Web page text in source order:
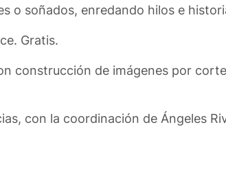
o soñados, enredando hilos e
Gratis.
construcción de imágenes por
con la coordinación de Ángeles